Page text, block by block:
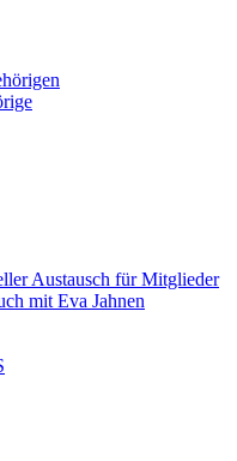
Austausch für Mitglieder
mit Eva Jahnen